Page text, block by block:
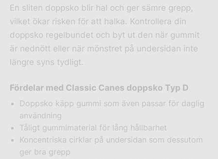
En sliten doppsko blir hal och ger sämre grepp,
vilket ökar risken för att halka. Kontrollera din
doppsko regelbundet och byt ut den när gummit
är nednött eller när mönstret på undersidan inte
längre syns tydligt.
Fördelar med Classic Canes doppsko Typ D
Doppsko käpp gummi som även passar för daglig
användning
Tåligt gummimaterial för lång hållbarhet
Koncentriska cirklar på undersidan som dessutom
ger bra grepp